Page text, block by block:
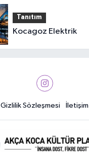
Tanıtım
Kocagoz Elektrik
Gizlilik Sözleşmesi İletişim